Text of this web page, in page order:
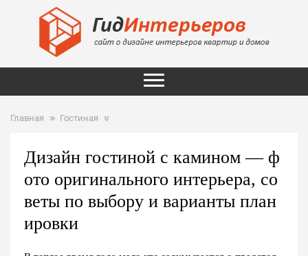
Главная Гостиная
Дизайн гостиной с камином — ф
ото оригинального интерьера, со
веты по выбору и варианты план
ировки